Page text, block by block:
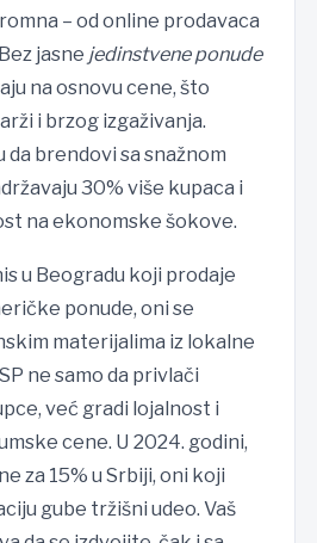
– od online prodavaca
jasne jedinstvene ponude
na osnovu cene, što
i brzog izgaživanja.
brendovi sa snažnom
30% više kupaca i
na ekonomske šokove.
u Beogradu koji prodaje
ponude, oni se
materijalima iz lokalne
ne samo da privlači
već gradi lojalnost i
cene. U 2024. godini,
za 15% u Srbiji, oni koji
gube tržišni udeo. Vaš